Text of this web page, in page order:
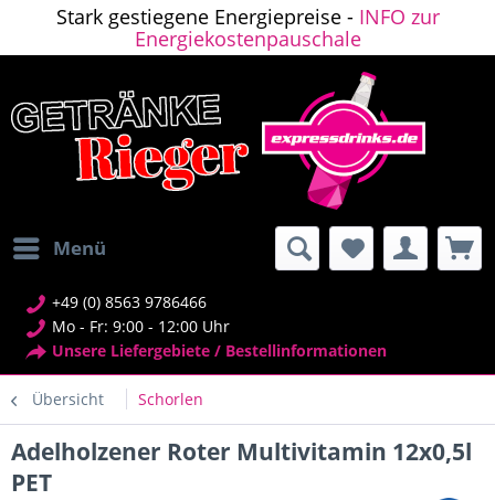
Stark gestiegene Energiepreise - INFO zur
Energiekostenpauschale
Menü
+49 (0) 8563 9786466
Mo - Fr: 9:00 - 12:00 Uhr
Unsere Liefergebiete / Bestellinformationen
Übersicht Schorlen
Adelholzener Roter Multivitamin 12x0,5l
PET